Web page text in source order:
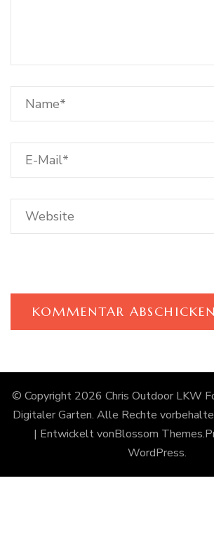
© Copyright 2026 Chris Outdoor LKW
Digitaler Garten. Alle Rechte
| Entwickelt vonBlossom Themes
WordPress.